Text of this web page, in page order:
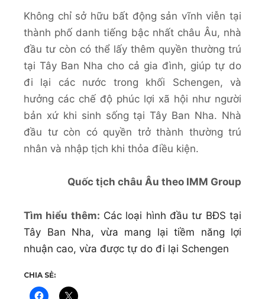
Không chỉ sở hữu bất động sản vĩnh viễn tại
thành phố danh tiếng bậc nhất châu Âu, nhà
đầu tư còn có thể lấy thêm quyền thường trú
tại Tây Ban Nha cho cả gia đình, giúp tự do
đi lại các nước trong khối Schengen, và
hưởng các chế độ phúc lợi xã hội như người
bản xứ khi sinh sống tại Tây Ban Nha. Nhà
đầu tư còn có quyền trở thành thường trú
nhân và nhập tịch khi thỏa điều kiện.
Quốc tịch châu Âu theo IMM Group
Tìm hiểu thêm: Các loại hình đầu tư BĐS tại
Tây Ban Nha, vừa mang lại tiềm năng lợi
nhuận cao, vừa được tự do đi lại Schengen
CHIA SẺ: